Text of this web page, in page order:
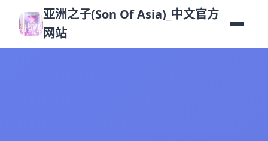
亚洲之子(Son Of Asia)_中文官方
网站